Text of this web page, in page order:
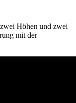
Höhen und zwei
mit der